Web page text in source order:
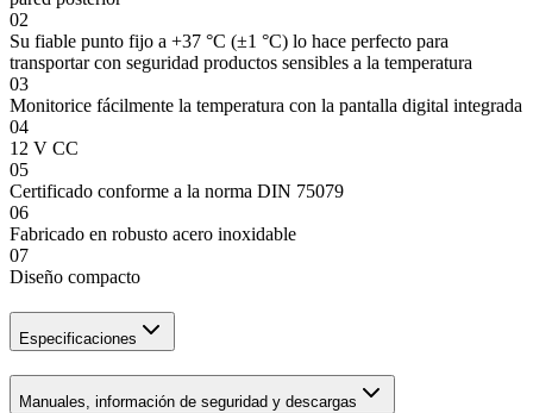
02
Su fiable punto fijo a +37 °C (±1 °C) lo hace perfecto para
transportar con seguridad productos sensibles a la temperatura
03
Monitorice fácilmente la temperatura con la pantalla digital integrada
04
12 V CC
05
Certificado conforme a la norma DIN 75079
06
Fabricado en robusto acero inoxidable
07
Diseño compacto
Especificaciones
Manuales, información de seguridad y descargas